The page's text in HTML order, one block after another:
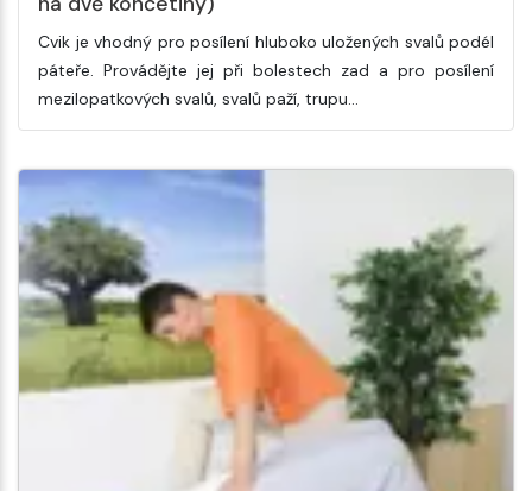
Cvik je vhodný pro posílení hluboko uložených svalů podél
páteře. Provádějte jej při bolestech zad a pro posílení
mezilopatkových svalů, svalů paží, trupu…